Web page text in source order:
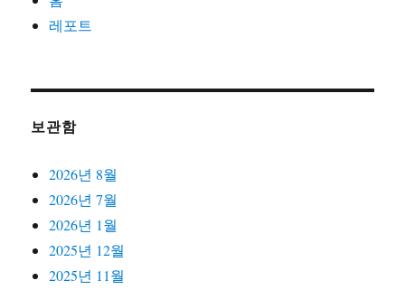
레포트
보관함
2026년 8월
2026년 7월
2026년 1월
2025년 12월
2025년 11월